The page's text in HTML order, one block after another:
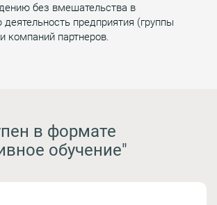
без вмешательства в
предприятия (группы
компаний партнеров.
в формате
обучение"